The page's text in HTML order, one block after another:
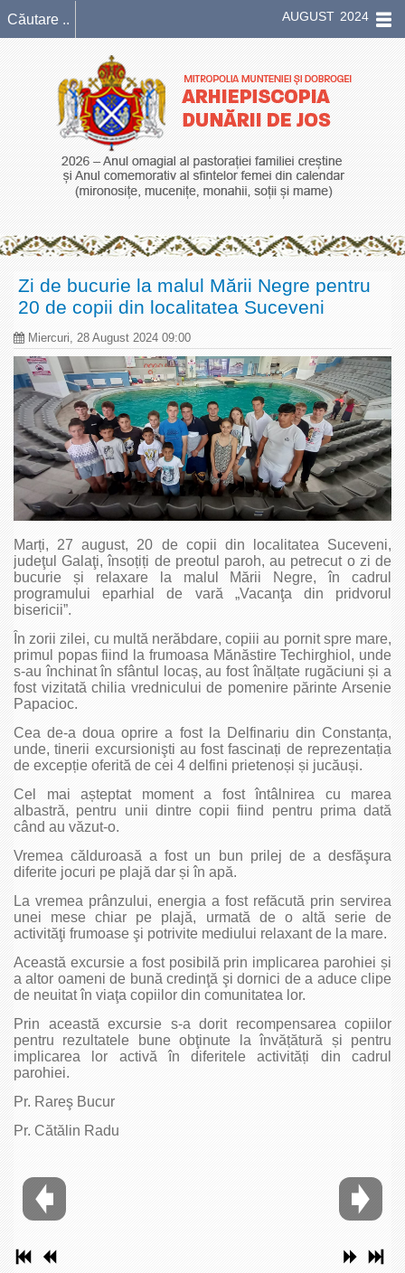
AUGUST 2024
Zi de bucurie la malul Mării Negre pentru
20 de copii din localitatea Suceveni
Miercuri, 28 August 2024 09:00
Marți, 27 august, 20 de copii din localitatea Suceveni,
judeţul Galaţi, însoțiți de preotul paroh, au petrecut o zi de
bucurie și relaxare la malul Mării Negre, în cadrul
programului eparhial de vară „Vacanţa din pridvorul
bisericii”.
În zorii zilei, cu multă nerăbdare, copiii au pornit spre mare,
primul popas fiind la frumoasa Mănăstire Techirghiol, unde
s-au închinat în sfântul locaș, au fost înălțate rugăciuni și a
fost vizitată chilia vrednicului de pomenire părinte Arsenie
Papacioc.
Cea de-a doua oprire a fost la Delfinariu din Constanța,
unde, tinerii excursionişti au fost fascinați de reprezentația
de excepție oferită de cei 4 delfini prietenoși și jucăuși.
Cel mai așteptat moment a fost întâlnirea cu marea
albastră, pentru unii dintre copii fiind pentru prima dată
când au văzut-o.
Vremea călduroasă a fost un bun prilej de a desfăşura
diferite jocuri pe plajă dar și în apă.
La vremea prânzului, energia a fost refăcută prin servirea
unei mese chiar pe plajă, urmată de o altă serie de
activităţi frumoase şi potrivite mediului relaxant de la mare.
Această excursie a fost posibilă prin implicarea parohiei și
a altor oameni de bună credinţă şi dornici de a aduce clipe
de neuitat în viaţa copiilor din comunitatea lor.
Prin această excursie s-a dorit recompensarea copiilor
pentru rezultatele bune obţinute la învățătură și pentru
implicarea lor activă în diferitele activități din cadrul
parohiei.
Pr. Rareş Bucur
Pr. Cătălin Radu